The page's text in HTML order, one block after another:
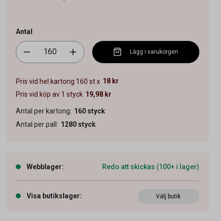
Antal
Lägg i varukorgen
Pris vid hel kartong 160 st x 18 kr
Pris vid köp av 1 styck 19,98 kr
Antal per kartong: 160 styck
Antal per pall : 1280 styck
Webblager: Redo att skickas (100+ i lager)
Visa butikslager: Välj butik